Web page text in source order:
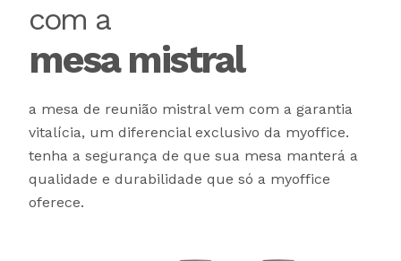
com a
mesa mistral
a mesa de reunião mistral vem com a garantia
vitalícia, um diferencial exclusivo da myoffice.
tenha a segurança de que sua mesa manterá a
qualidade e durabilidade que só a myoffice
oferece.